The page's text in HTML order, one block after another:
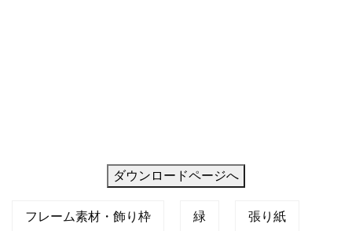
ダウンロードページへ
フレーム素材・飾り枠 緑 張り紙